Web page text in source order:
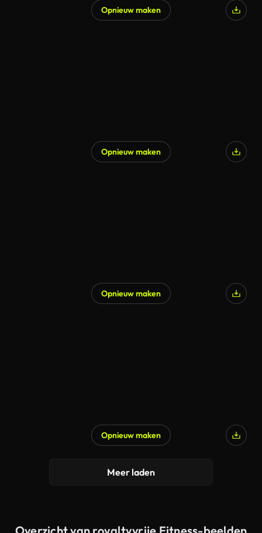
Opnieuw maken
Opnieuw maken
Opnieuw maken
Opnieuw maken
Meer laden